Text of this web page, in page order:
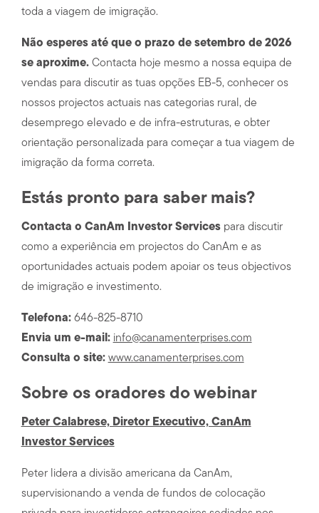
toda a viagem de imigração.
Não esperes até que o prazo de setembro de 2026
se aproxime. Contacta hoje mesmo a nossa equipa de
vendas para discutir as tuas opções EB-5, conhecer os
nossos projectos actuais nas categorias rural, de
desemprego elevado e de infra-estruturas, e obter
orientação personalizada para começar a tua viagem de
imigração da forma correta.
Estás pronto para saber mais?
Contacta o CanAm Investor Servicespara discutir
como a experiência em projectos do CanAm e as
oportunidades actuais podem apoiar os teus objectivos
de imigração e investimento.
Telefona:646-825-8710
Envia um e-mail: info@canamenterprises.com
Consulta o site: www.canamenterprises.com
Sobre os oradores do webinar
Peter Calabrese, Diretor Executivo, CanAm
Investor Services
Peter lidera a divisão americana da CanAm,
supervisionando a venda de fundos de colocação